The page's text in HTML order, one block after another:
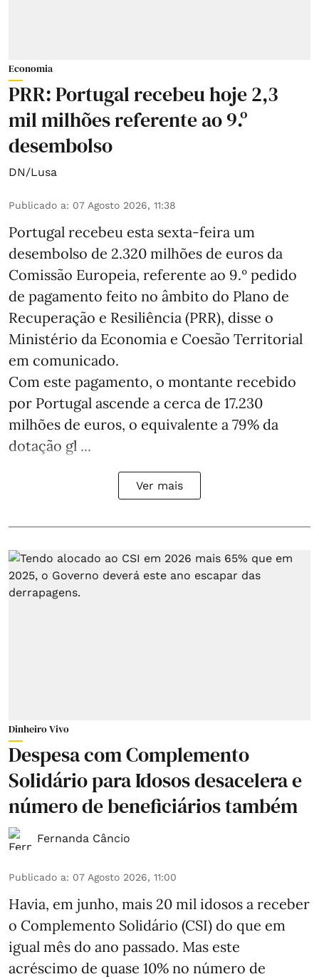
Economia
PRR: Portugal recebeu hoje 2,3
mil milhões referente ao 9.º
desembolso
DN/Lusa
Publicado a: 07 Agosto 2026, 11:38
Portugal recebeu esta sexta-feira um
desembolso de 2.320 milhões de euros da
Comissão Europeia, referente ao 9.º pedido
de pagamento feito no âmbito do Plano de
Recuperação e Resiliência (PRR), disse o
Ministério da Economia e Coesão Territorial
em comunicado.
Com este pagamento, o montante recebido
por Portugal ascende a cerca de 17.230
milhões de euros, o equivalente a 79% da
dotação gl ...
Ver mais
Dinheiro Vivo
Despesa com Complemento
Solidário para Idosos desacelera e
número de beneficiários também
Fernanda Câncio
Publicado a: 07 Agosto 2026, 11:00
Havia, em junho, mais 20 mil idosos a receber
o Complemento Solidário (CSI) do que em
igual mês do ano passado. Mas este
acréscimo de quase 10% no número de